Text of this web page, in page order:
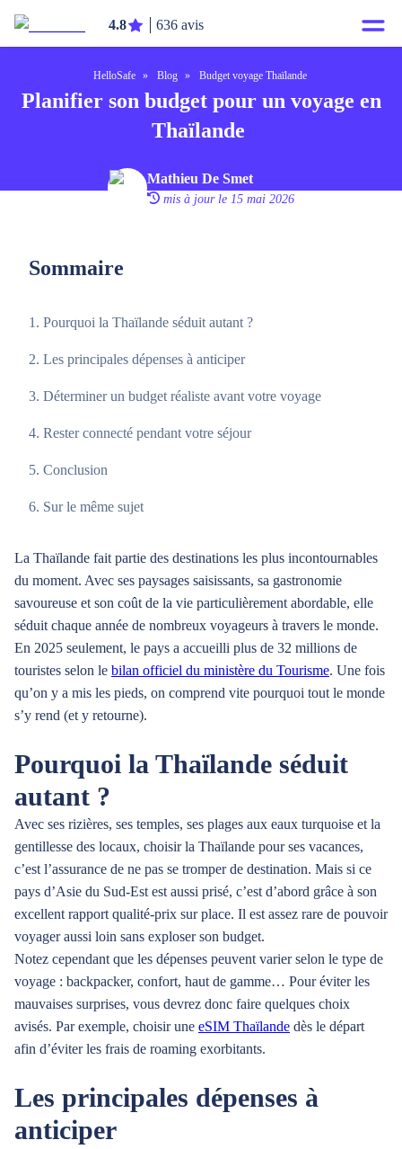
4.8 636 avis
HelloSafe » Blog » Budget voyage Thaïlande
Planifier son budget pour un voyage en
Thaïlande
Mathieu De Smet
mis à jour le 15 mai 2026
Sommaire
Pourquoi la Thaïlande séduit autant ?
Les principales dépenses à anticiper
Déterminer un budget réaliste avant votre voyage
Rester connecté pendant votre séjour
Conclusion
Sur le même sujet
La Thaïlande fait partie des destinations les plus incontournables
du moment. Avec ses paysages saisissants, sa gastronomie
savoureuse et son coût de la vie particulièrement abordable, elle
séduit chaque année de nombreux voyageurs à travers le monde.
En 2025 seulement, le pays a accueilli plus de 32 millions de
touristes selon le bilan officiel du ministère du Tourisme. Une fois
qu’on y a mis les pieds, on comprend vite pourquoi tout le monde
s’y rend (et y retourne).
Pourquoi la Thaïlande séduit
autant ?
Avec ses rizières, ses temples, ses plages aux eaux turquoise et la
gentillesse des locaux, choisir la Thaïlande pour ses vacances,
c’est l’assurance de ne pas se tromper de destination. Mais si ce
pays d’Asie du Sud-Est est aussi prisé, c’est d’abord grâce à son
excellent rapport qualité-prix sur place. Il est assez rare de pouvoir
voyager aussi loin sans exploser son budget.
Notez cependant que les dépenses peuvent varier selon le type de
voyage : backpacker, confort, haut de gamme… Pour éviter les
mauvaises surprises, vous devrez donc faire quelques choix
avisés. Par exemple, choisir une eSIM Thaïlande dès le départ
afin d’éviter les frais de roaming exorbitants.
Les principales dépenses à
anticiper